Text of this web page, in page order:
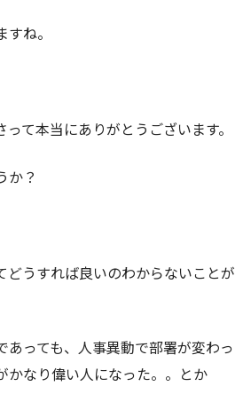
ね。
て本当にありがとうございます。
か？
どうすれば良いのわからないことが
あっても、人事異動で部署が変わっ
かなり偉い人になった。。とか